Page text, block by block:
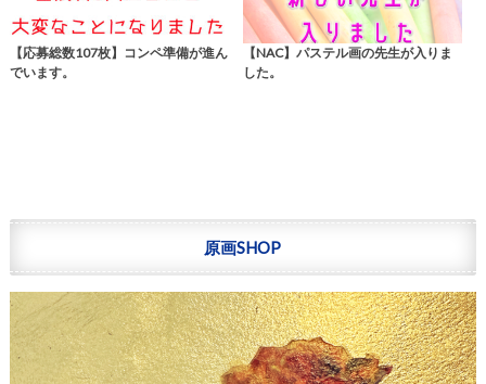
【応募総数107枚】コンペ準備が進ん
でいます。
【NAC】パステル画の先生が入りま
した。
原画SHOP